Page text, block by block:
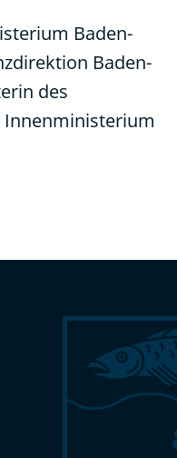
Baden-
Baden-
des